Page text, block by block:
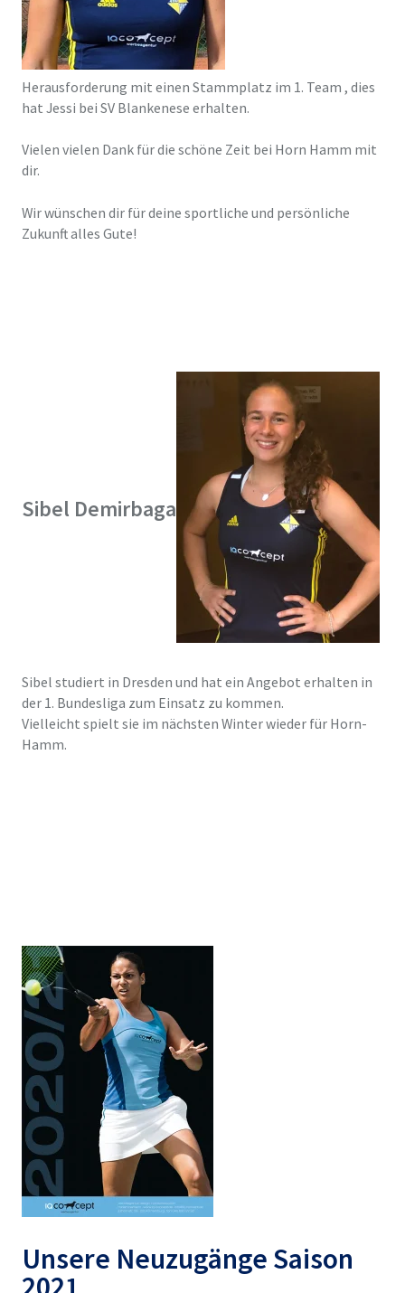
Herausforderung mit einen Stammplatz im 1. Team , dies
hat Jessi bei SV Blankenese erhalten.
Vielen vielen Dank für die schöne Zeit bei Horn Hamm mit
dir.
Wir wünschen dir für deine sportliche und persönliche
Zukunft alles Gute!
Sibel Demirbaga
Sibel studiert in Dresden und hat ein Angebot erhalten in
der 1. Bundesliga zum Einsatz zu kommen.
Vielleicht spielt sie im nächsten Winter wieder für Horn-
Hamm.
Unsere Neuzugänge Saison